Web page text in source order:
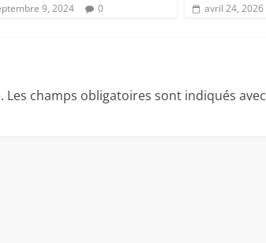
9, 2024 0 avril 24, 2026
Les champs obligatoires sont indiqués avec